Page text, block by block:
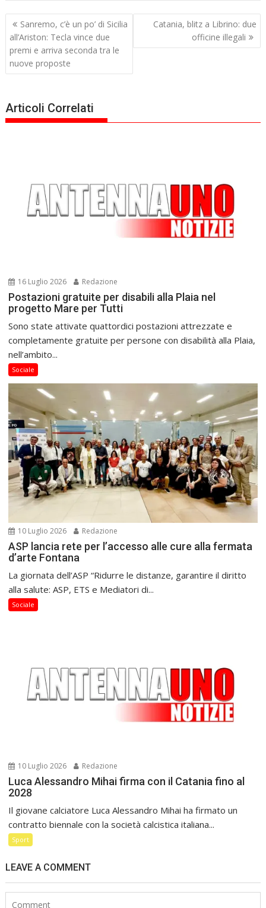
Navigazione
articoli
Sanremo, c’è un po’ di Sicilia
all’Ariston: Tecla vince due
premi e arriva seconda tra le
nuove proposte
Catania, blitz a Librino: due
officine illegali
Articoli Correlati
16 Luglio 2026 Redazione
Postazioni gratuite per disabili alla Plaia nel
progetto Mare per Tutti
Sono state attivate quattordici postazioni attrezzate e
completamente gratuite per persone con disabilità alla Plaia,
nell’ambito...
Sociale
10 Luglio 2026 Redazione
ASP lancia rete per l’accesso alle cure alla fermata
d’arte Fontana
La giornata dell’ASP “Ridurre le distanze, garantire il diritto
alla salute: ASP, ETS e Mediatori di...
Sociale
10 Luglio 2026 Redazione
Luca Alessandro Mihai firma con il Catania fino al
2028
Il giovane calciatore Luca Alessandro Mihai ha firmato un
contratto biennale con la società calcistica italiana...
Sport
LEAVE A COMMENT